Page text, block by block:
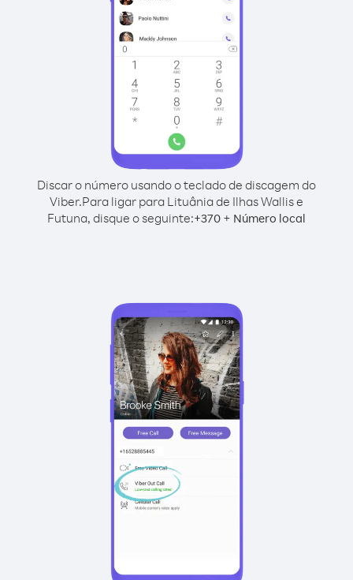
Discar o número usando o teclado de discagem do
Viber.Para ligar para Lituânia de Ilhas Wallis e
Futuna, disque o seguinte:+370 + Número local